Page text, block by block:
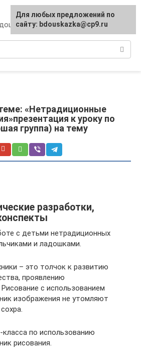
«Нетрадиционные
к уроку по
группа) на тему
разработки,
с детьми нетрадиционных
и ладошками.
– это толчок к развитию
проявлению
с использованием
изображения не утомляют
по использованию
рисования.
Для любых предложений по
сайту: bdouskazka@cp9.ru